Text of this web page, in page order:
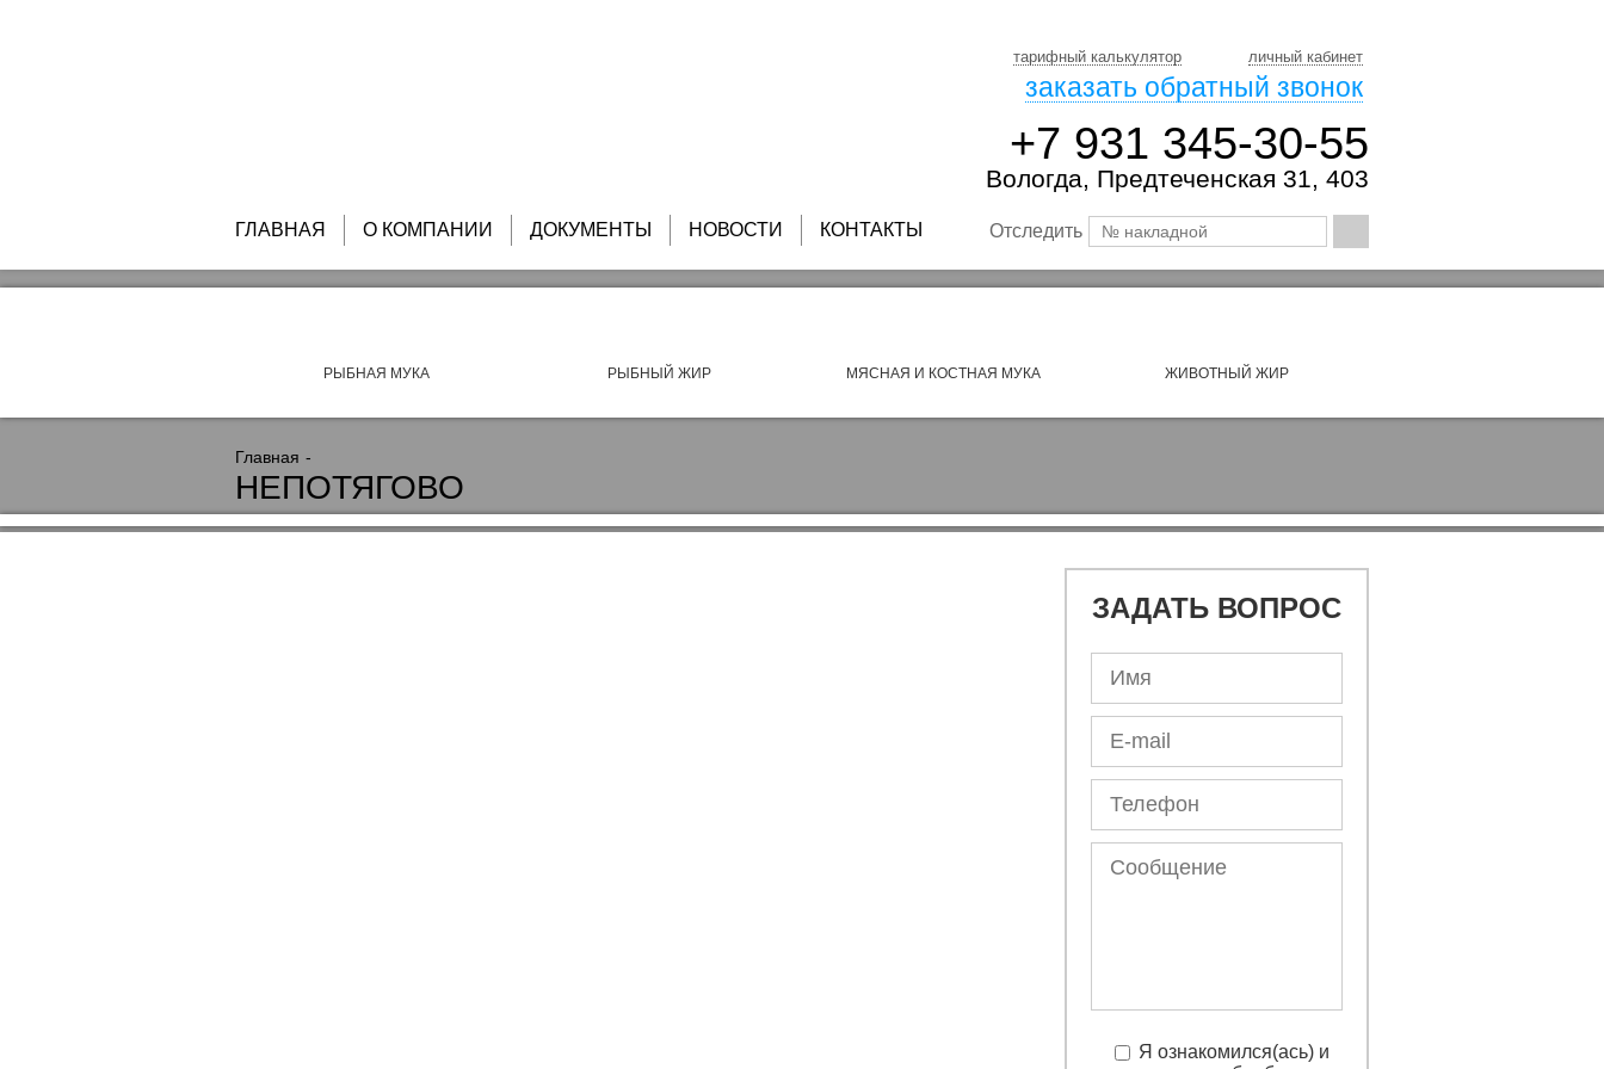
личный кабинет
тарифный калькулятор
заказать обратный звонок
+7 931 345-30-55
Вологда, Предтеченская 31, 403
Отследить
ГЛАВНАЯ О КОМПАНИИ ДОКУМЕНТЫ НОВОСТИ КОНТАКТЫ
РЫБНАЯ МУКА РЫБНЫЙ ЖИР МЯСНАЯ И КОСТНАЯ МУКА ЖИВОТНЫЙ ЖИР
Главная
НЕПОТЯГОВО
ЗАДАТЬ ВОПРОС
Я ознакомился(ась) и